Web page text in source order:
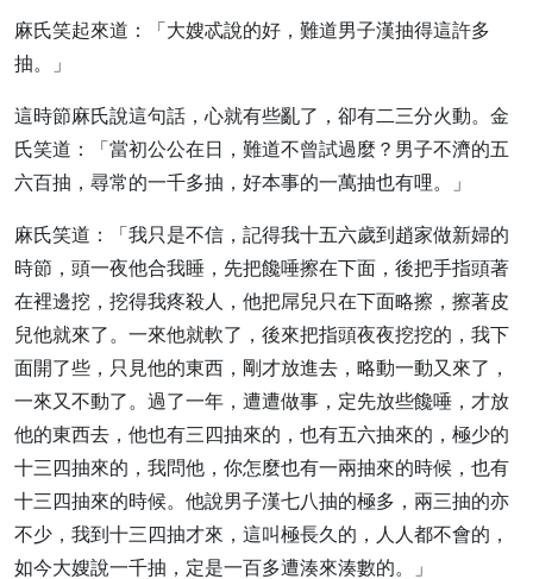
麻氏笑起來道：「大嫂忒說的好，難道男子漢抽得這許多
抽。」
這時節麻氏說這句話，心就有些亂了，卻有二三分火動。金
氏笑道：「當初公公在日，難道不曾試過麼？男子不濟的五
六百抽，尋常的一千多抽，好本事的一萬抽也有哩。」
麻氏笑道：「我只是不信，記得我十五六歲到趙家做新婦的
時節，頭一夜他合我睡，先把饞唾擦在下面，後把手指頭著
在裡邊挖，挖得我疼殺人，他把屌兒只在下面略擦，擦著皮
兒他就來了。一來他就軟了，後來把指頭夜夜挖挖的，我下
面開了些，只見他的東西，剛才放進去，略動一動又來了，
一來又不動了。過了一年，遭遭做事，定先放些饞唾，才放
他的東西去，他也有三四抽來的，也有五六抽來的，極少的
十三四抽來的，我問他，你怎麼也有一兩抽來的時候，也有
十三四抽來的時候。他說男子漢七八抽的極多，兩三抽的亦
不少，我到十三四抽才來，這叫極長久的，人人都不會的，
如今大嫂說一千抽，定是一百多遭湊來湊數的。」